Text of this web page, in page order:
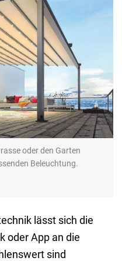
oder den Garten
Beleuchtung.
lässt sich die
oder App an die
sind